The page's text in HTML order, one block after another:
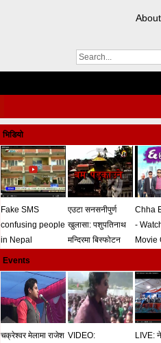
भिडियो
Fake SMS
confusing people
in Nepal
एउटा सनसनीपुर्ण
खुलासा: पशुपतिनाथ
मन्दिरमा बिस्फोटन
(भिडियो)
Chha
-
Movie
Events
चक्रेश्वर मेलामा राजेश VIDEO:
LIVE: